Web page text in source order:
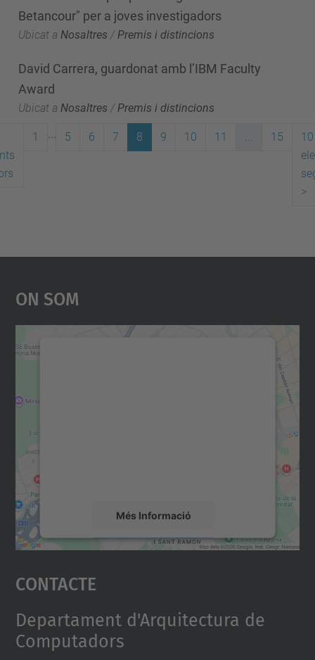
Betancour" per a joves investigadors
Ubicat a Nosaltres / Premis i distincions
David Carrera, guardonat amb l’IBM Faculty
Award
Ubicat a Nosaltres /Premis i distincions
1 5 6 7 8 9 10 11 ... 15
10
>
On Som
Més Informació
Accepta
powered by
Contacte
Departament d'Arquitectura de
Computadors